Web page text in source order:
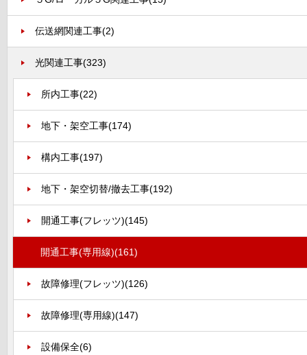
伝送網関連工事(2)
光関連工事(323)
所内工事(22)
地下・架空工事(174)
構内工事(197)
地下・架空切替/撤去工事(192)
開通工事(フレッツ)(145)
開通工事(専用線)(161)
故障修理(フレッツ)(126)
故障修理(専用線)(147)
設備保全(6)